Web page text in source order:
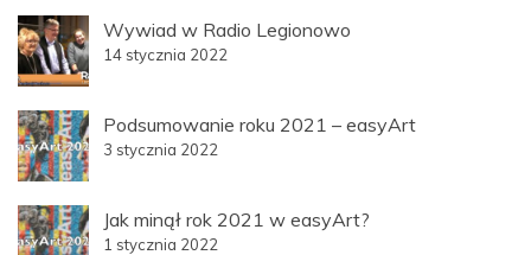
Wywiad w Radio Legionowo
14 stycznia 2022
Podsumowanie roku 2021 – easyArt
3 stycznia 2022
Jak minął rok 2021 w easyArt?
1 stycznia 2022